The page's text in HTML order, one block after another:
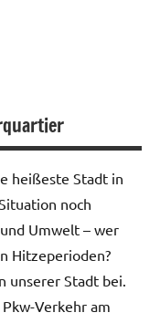
heißeste Stadt in
noch
Umwelt – wer
Hitzeperioden?
unserer Stadt bei.
Verkehr am